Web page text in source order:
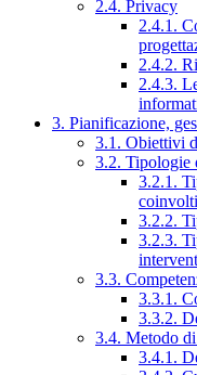
2.4. Privacy
2.4.1.
2.4.2.
2.4.3.
3. Pianificazione,
3.1. Obiettivi
3.2. Tipologie
3.2.1.
3.2.2.
3.2.3.
3.3.
3.3.1.
3.3.2.
3.4. Metodo
3.4.1.